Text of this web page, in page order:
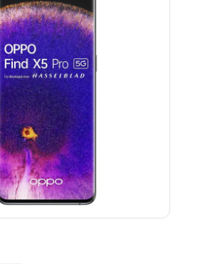
1 299,00 € neuf